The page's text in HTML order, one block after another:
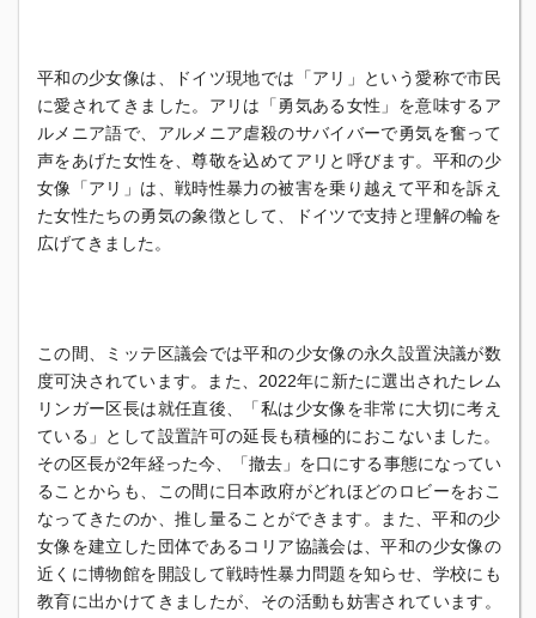
平和の少女像は、ドイツ現地では「アリ」
という愛称で市民
に愛されてきました。アリは「勇気ある女性」 を意味するア
ルメニア語で、 アルメニア虐殺のサバイバーで勇気を奮って
声をあげた女性を、尊敬を込めてアリと呼びます。平和の少
女像「アリ」は、 戦時性暴力の被害を乗り越えて平和を訴え
た女性たちの勇気の象徴として、ドイツで支持と理解の輪を
広げてきました。
この間、
ミッテ区議会では平和の少女像の永久設置決議が数
度可決されています。また、2022年に新たに選出されたレム
リンガー区長は就任直後、「私は少女像を非常に大切に考え
ている」 として設置許可の延長も積極的におこないました。
その区長が2年経った今、「撤去」 を口にする事態になってい
ることからも、 この間に日本政府がどれほどのロビーをおこ
なってきたのか、 推し量ることができます。また、平和の少
女像を建立した団体であるコリア協議会は、平和の少女像の
近くに博物館を開設して戦時性暴力問題を知らせ、 学校にも
教育に出かけてきましたが、 その活動も妨害されています。